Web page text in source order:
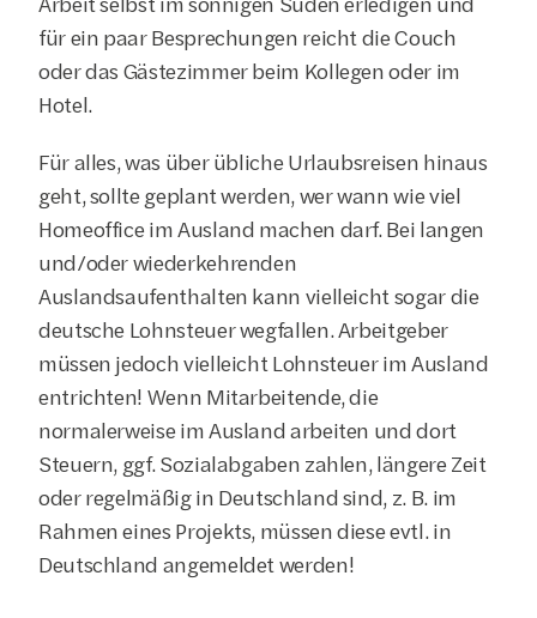
für ein paar Besprechungen reicht die Couch
oder das Gästezimmer beim Kollegen oder im
Hotel.
Für alles, was über übliche Urlaubsreisen hinaus
geht, sollte geplant werden, wer wann wie viel
Homeoffice im Ausland machen darf. Bei langen
und/oder wiederkehrenden
Auslandsaufenthalten kann vielleicht sogar die
deutsche Lohnsteuer wegfallen. Arbeitgeber
müssen jedoch vielleicht Lohnsteuer im Ausland
entrichten! Wenn Mitarbeitende, die
normalerweise im Ausland arbeiten und dort
Steuern, ggf. Sozialabgaben zahlen, längere Zeit
oder regelmäßig in Deutschland sind, z. B. im
Rahmen eines Projekts, müssen diese evtl. in
Deutschland angemeldet werden!